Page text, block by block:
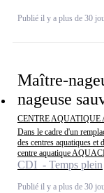
Publié il y a plus de 30
Maître-
nageuse
CENTRE
Dans le cadre d'un
des centres aquatiques et
centre aquatique
CDI - Temps plein
Publié il y a plus de 30